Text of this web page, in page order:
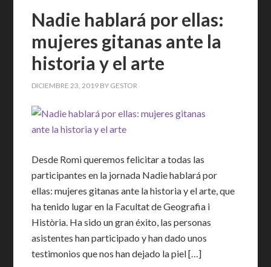
Nadie hablará por ellas:
mujeres gitanas ante la
historia y el arte
DICIEMBRE 23, 2019 BY GESTOR
Desde Romi queremos felicitar a todas las
participantes en la jornada Nadie hablará por
ellas: mujeres gitanas ante la historia y el arte, que
ha tenido lugar en la Facultat de Geografia i
Història. Ha sido un gran éxito, las personas
asistentes han participado y han dado unos
testimonios que nos han dejado la piel […]